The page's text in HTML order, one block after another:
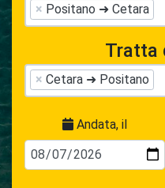
× Positano ➜ Cetara
Tratta
× Cetara ➜ Positano
Andata, il